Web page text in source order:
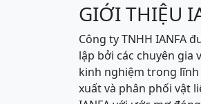
GIỚI THIỆU
Công ty TNHH IANFA
lập bởi các chuyên gia
kinh nghiệm trong lĩnh
xuất và phân phối vật